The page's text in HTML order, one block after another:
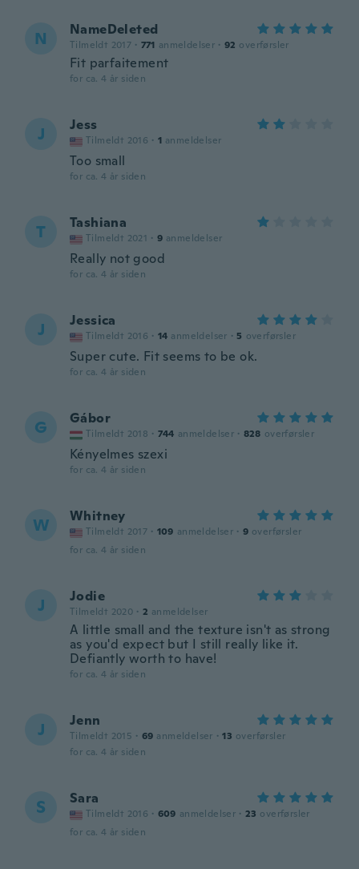
N NameDeleted
Tilmeldt 2017 · 771 anmeldelser · 92 overførsler
Fit parfaitement
for ca. 4 år siden
J Jess
Tilmeldt 2016 · 1 anmeldelser
Too small
for ca. 4 år siden
T Tashiana
Tilmeldt 2021 · 9 anmeldelser
Really not good
for ca. 4 år siden
J Jessica
Tilmeldt 2016 · 14 anmeldelser · 5 overførsler
Super cute. Fit seems to be ok.
for ca. 4 år siden
G Gábor
Tilmeldt 2018 · 744 anmeldelser · 828 overførsler
Kényelmes szexi
for ca. 4 år siden
W Whitney
Tilmeldt 2017 · 109 anmeldelser · 9 overførsler
for ca. 4 år siden
J Jodie
Tilmeldt 2020 · 2 anmeldelser
A little small and the texture isn't as strong
as you'd expect but I still really like it.
Defiantly worth to have!
for ca. 4 år siden
J Jenn
Tilmeldt 2015 · 69 anmeldelser · 13 overførsler
for ca. 4 år siden
S Sara
Tilmeldt 2016 · 609 anmeldelser · 23 overførsler
for ca. 4 år siden